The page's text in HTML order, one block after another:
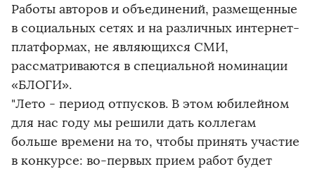
Работы авторов и объединений, размещенные
в социальных сетях и на различных интернет-
платформах, не являющихся СМИ,
рассматриваются в специальной номинации
«БЛОГИ».
"Лето - период отпусков. В этом юбилейном
для нас году мы решили дать коллегам
больше времени на то, чтобы принять участие
в конкурсе: во-первых прием работ будет